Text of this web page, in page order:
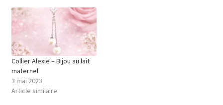
Collier Alexie – Bijou au lait
maternel
3 mai 2023
Article similaire